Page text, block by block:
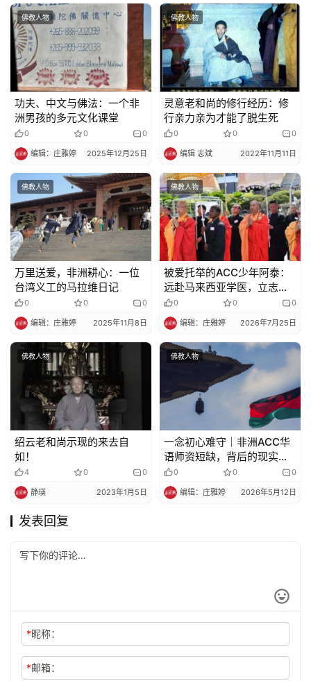
佛教人物
功夫、中文与佛法：一个非
洲男孩的多元文化课堂
0 0 0
编辑：庄雅婷 2025年12月25日
佛教人物
灵意老和尚的修行经历：修
行亲力亲为才能了脱生死
0 0 0
编辑 志斌 2022年11月11日
佛教人物
万里送爱，非洲耕心：一位
台湾义工的马拉维日记
0 0 0
编辑：庄雅婷 2025年11月8日
佛教人物
被爱托举的ACC少年阿泰：
远赴马来西亚学医，立志返
乡济世
0 0 0
编辑：庄雅婷 2026年7月25日
佛教人物
绍云老和尚示现的来去自
如！
4 0 0
静瑛 2023年1月5日
佛教人物
一念初心难守｜非洲ACC华
语师资短缺，背后的现实与
无奈
0 0 0
编辑：庄雅婷 2026年5月12日
发表回复
*昵称：
*邮箱：